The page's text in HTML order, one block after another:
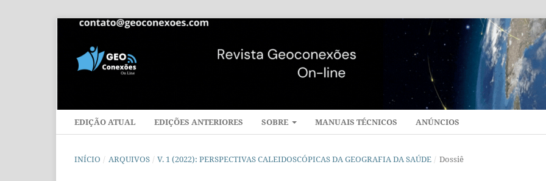
EDIÇÃO ATUAL EDIÇÕES ANTERIORES SOBRE MANUAIS TÉCNICOS ANÚNCIOS
INÍCIO / ARQUIVOS / V. 1 (2022): PERSPECTIVAS CALEIDOSCÓPICAS DA GEOGRAFIA DA SAÚDE / Dossiê